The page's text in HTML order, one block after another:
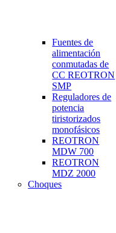
Fuentes de
alimentación
conmutadas de
CC REOTRON
SMP
Reguladores de
potencia
tiristorizados
monofásicos
REOTRON
MDW 700
REOTRON
MDZ 2000
Choques